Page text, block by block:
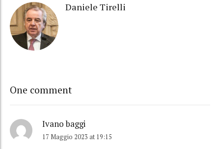
Daniele Tirelli
One comment
Ivano baggi
17 Maggio 2023 at 19:15